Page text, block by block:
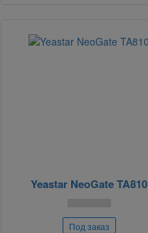
Yeastar NeoGate TA810
Под заказ